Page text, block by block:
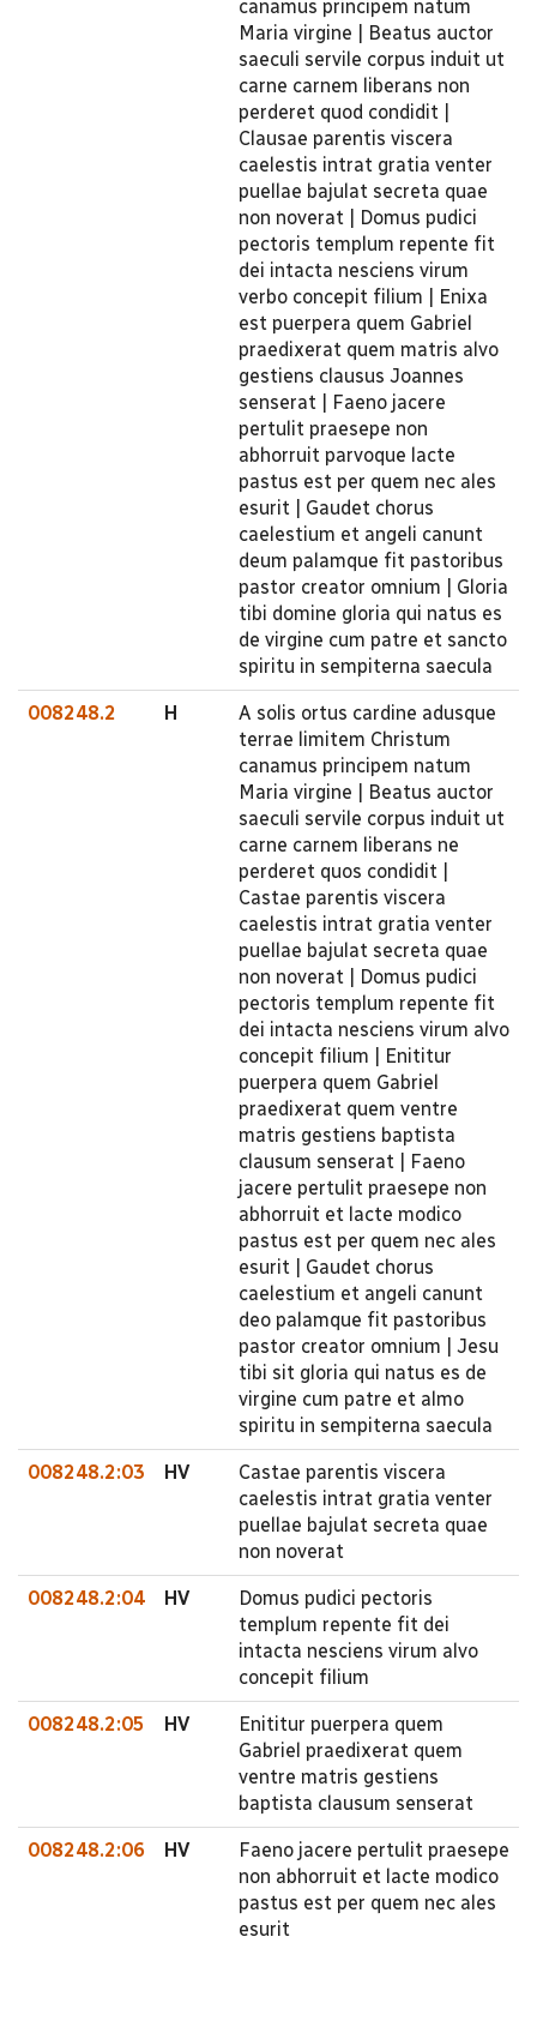
canamus principem natum
Maria virgine | Beatus auctor
saeculi servile corpus induit ut
carne carnem liberans non
perderet quod condidit |
Clausae parentis viscera
caelestis intrat gratia venter
puellae bajulat secreta quae
non noverat | Domus pudici
pectoris templum repente fit
dei intacta nesciens virum
verbo concepit filium | Enixa
est puerpera quem Gabriel
praedixerat quem matris alvo
gestiens clausus Joannes
senserat | Faeno jacere
pertulit praesepe non
abhorruit parvoque lacte
pastus est per quem nec ales
esurit | Gaudet chorus
caelestium et angeli canunt
deum palamque fit pastoribus
pastor creator omnium | Gloria
tibi domine gloria qui natus es
de virgine cum patre et sancto
spiritu in sempiterna saecula
008248.2 H
A solis ortus cardine adusque
terrae limitem Christum
canamus principem natum
Maria virgine | Beatus auctor
saeculi servile corpus induit ut
carne carnem liberans ne
perderet quos condidit |
Castae parentis viscera
caelestis intrat gratia venter
puellae bajulat secreta quae
non noverat | Domus pudici
pectoris templum repente fit
dei intacta nesciens virum alvo
concepit filium | Enititur
puerpera quem Gabriel
praedixerat quem ventre
matris gestiens baptista
clausum senserat | Faeno
jacere pertulit praesepe non
abhorruit et lacte modico
pastus est per quem nec ales
esurit | Gaudet chorus
caelestium et angeli canunt
deo palamque fit pastoribus
pastor creator omnium | Jesu
tibi sit gloria qui natus es de
virgine cum patre et almo
spiritu in sempiterna saecula
008248.2:03 HV
Castae parentis viscera
caelestis intrat gratia venter
puellae bajulat secreta quae
non noverat
008248.2:04 HV
Domus pudici pectoris
templum repente fit dei
intacta nesciens virum alvo
concepit filium
008248.2:05 HV
Enititur puerpera quem
Gabriel praedixerat quem
ventre matris gestiens
baptista clausum senserat
008248.2:06 HV
Faeno jacere pertulit praesepe
non abhorruit et lacte modico
pastus est per quem nec ales
esurit